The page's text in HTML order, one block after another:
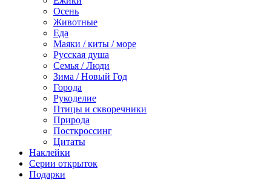
Осень
Животные
Еда
Маяки / киты / море
Русская душа
Семья / Люди
Зима / Новый Год
Города
Рукоделие
Птицы и скворечники
Природа
Посткроссинг
Цитаты
Наклейки
Серии открыток
Подарки